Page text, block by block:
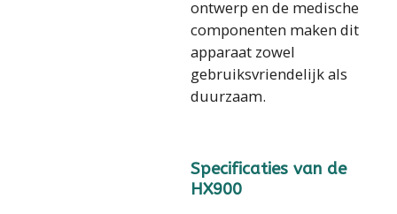
ontwerp en de medische
componenten maken dit
apparaat zowel
gebruiksvriendelijk als
duurzaam.
Specificaties van de
HX900